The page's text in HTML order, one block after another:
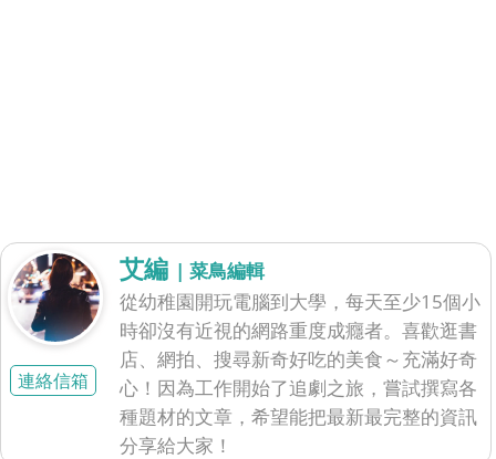
連絡信箱
艾編 | 菜鳥編輯
從幼稚園開玩電腦到大學，每天至少15個小
時卻沒有近視的網路重度成癮者。喜歡逛書
店、網拍、搜尋新奇好吃的美食～充滿好奇
心！因為工作開始了追劇之旅，嘗試撰寫各
種題材的文章，希望能把最新最完整的資訊
分享給大家！